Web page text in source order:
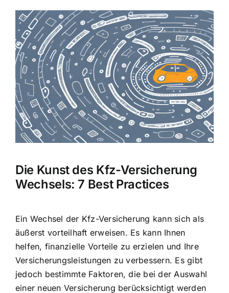
Zeige
grösseres
Bild
Die Kunst des Kfz-Versicherung
Wechsels: 7 Best Practices
Ein Wechsel der Kfz-Versicherung kann sich als
äußerst vorteilhaft erweisen. Es kann Ihnen
helfen, finanzielle Vorteile zu erzielen und Ihre
Versicherungsleistungen zu verbessern. Es gibt
jedoch bestimmte Faktoren, die bei der Auswahl
einer neuen Versicherung berücksichtigt werden